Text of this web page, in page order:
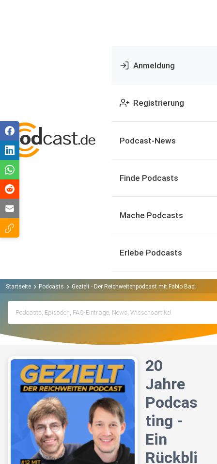
Anmeldung
Registrierung
Podcast-News
Finde Podcasts
Mache Podcasts
Erlebe Podcasts
Startseite Podcasts Gezielt - Der Reichweitenpodcast mit Fabio Bacigalupo
20
Jahre
Podcas
ting -
Ein
Rückbli